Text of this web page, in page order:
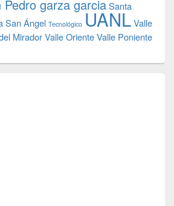
Pedro garza garciaSanta
San Ángel Tecnológico UANLValle
MiradorValle OrienteValle Poniente